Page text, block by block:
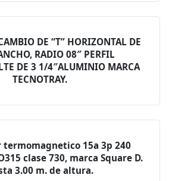
DE “T” HORIZONTAL DE
RADIO 08″ PERFIL
DE 3 1/4″ALUMINIO MARCA
TECNOTRAY.
15a 3p 240
clase 730, marca Square D.
3.00 m. de altura.